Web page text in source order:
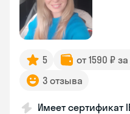
5 от 1590 ₽
3 отзыва
Имеет сертификат